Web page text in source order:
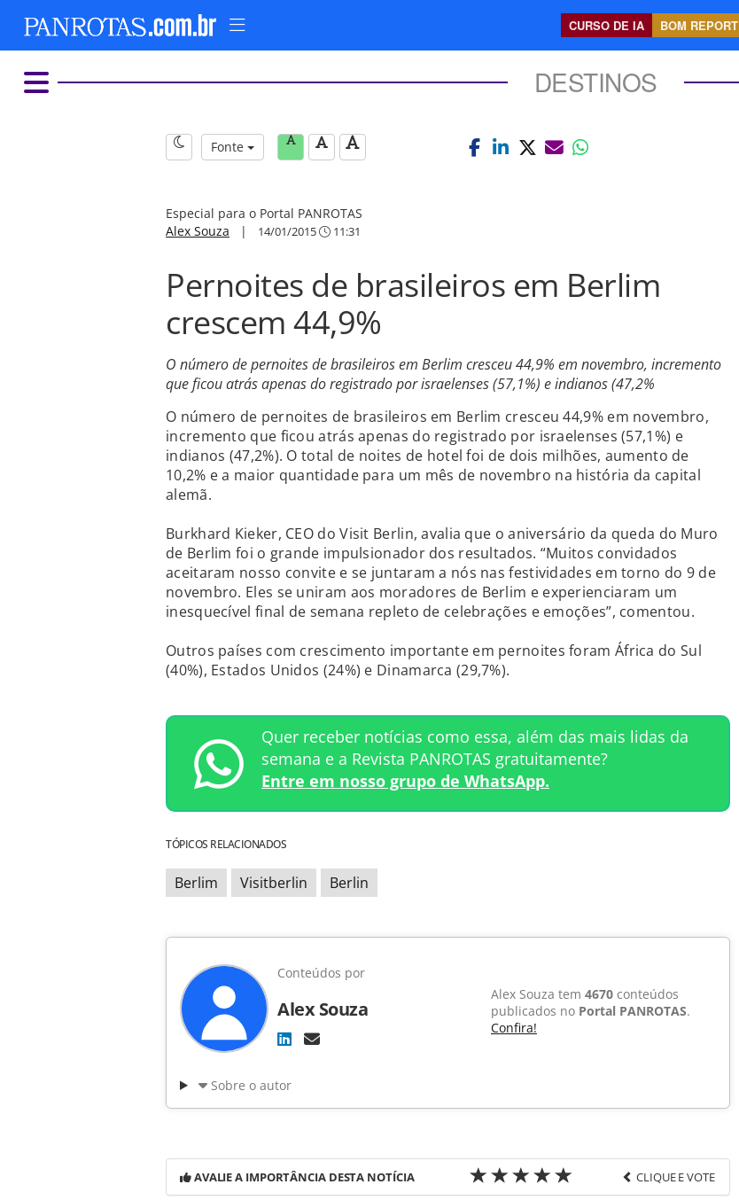
CURSO DE IA BOM REPORT
DESTINOS
Fonte
Especial para o Portal PANROTAS
Alex Souza | 14/01/2015 11:31
Pernoites de brasileiros em Berlim
crescem 44,9%
O número de pernoites de brasileiros em Berlim cresceu 44,9% em novembro, incremento
que ficou atrás apenas do registrado por israelenses (57,1%) e indianos (47,2%
O número de pernoites de brasileiros em Berlim cresceu 44,9% em novembro,
incremento que ficou atrás apenas do registrado por israelenses (57,1%) e
indianos (47,2%). O total de noites de hotel foi de dois milhões, aumento de
10,2% e a maior quantidade para um mês de novembro na história da capital
alemã.
Burkhard Kieker, CEO do Visit Berlin, avalia que o aniversário da queda do Muro
de Berlim foi o grande impulsionador dos resultados. “Muitos convidados
aceitaram nosso convite e se juntaram a nós nas festividades em torno do 9 de
novembro. Eles se uniram aos moradores de Berlim e experienciaram um
inesquecível final de semana repleto de celebrações e emoções”, comentou.
Outros países com crescimento importante em pernoites foram África do Sul
(40%), Estados Unidos (24%) e Dinamarca (29,7%).
Quer receber notícias como essa, além das mais lidas da
semana e a Revista PANROTAS gratuitamente?
Entre em nosso grupo de WhatsApp.
TÓPICOS RELACIONADOS
Berlim Visitberlin Berlin
Conteúdos por
Alex Souza
Alex Souza tem 4670 conteúdos
publicados no Portal PANROTAS.
Confira!
Sobre o autor
AVALIE A IMPORTÂNCIA DESTA NOTÍCIA CLIQUE E VOTE